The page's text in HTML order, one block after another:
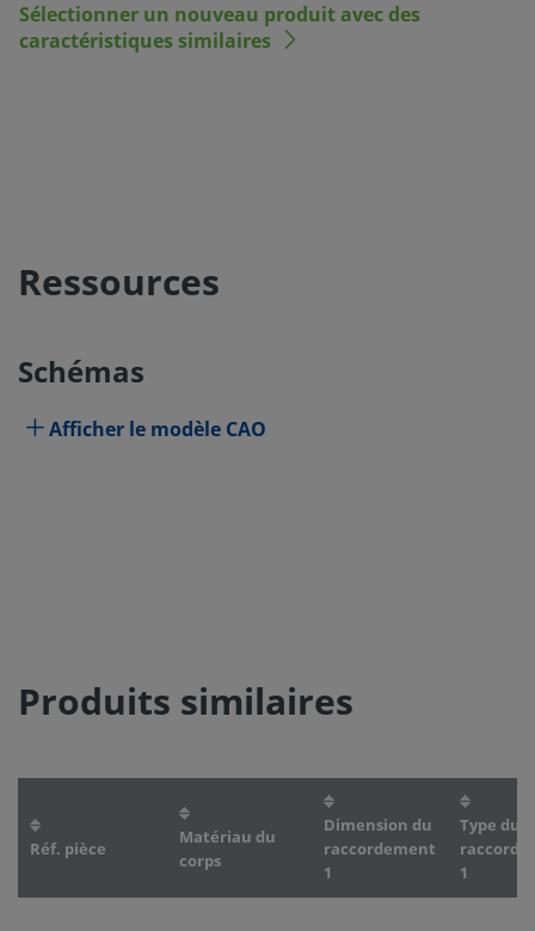
Sélectionner un nouveau produit avec des
caractéristiques similaires
Ressources
Schémas
Afficher le modèle CAO
Produits similaires
Réf. pièce
Matériau du
corps
Dimension du
raccordement
1
Type du
1